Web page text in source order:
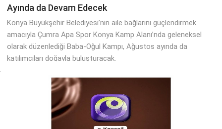
Ayında da Devam Edecek
Konya Büyükşehir Belediyesi’nin aile bağlarını güçlendirmek
amacıyla Çumra Apa Spor Konya Kamp Alanı’nda geleneksel
olarak düzenlediği Baba-Oğul Kampı, Ağustos ayında da
katılımcıları doğayla buluşturacak.